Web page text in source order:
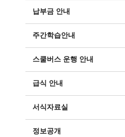
납부금 안내
주간학습안내
스쿨버스 운행 안내
급식 안내
서식자료실
정보공개